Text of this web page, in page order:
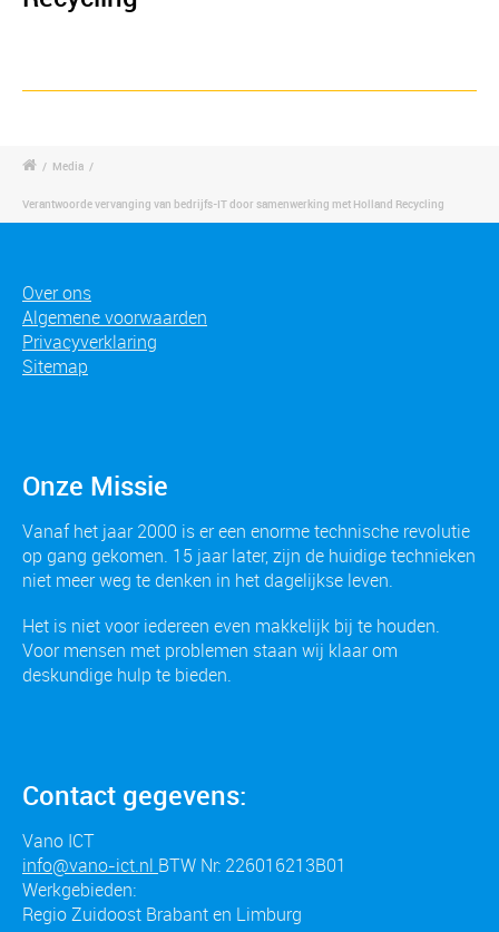
/ Media /
Verantwoorde vervanging van bedrijfs-IT door samenwerking met Holland Recycling
Over ons
Algemene voorwaarden
Privacyverklaring
Sitemap
Onze Missie
Vanaf het jaar 2000 is er een enorme technische revolutie
op gang gekomen. 15 jaar later, zijn de huidige technieken
niet meer weg te denken in het dagelijkse leven.
Het is niet voor iedereen even makkelijk bij te houden.
Voor mensen met problemen staan wij klaar om
deskundige hulp te bieden.
Contact gegevens:
Vano ICT
info@vano-ict.nl BTW Nr: 226016213B01
Werkgebieden:
Regio Zuidoost Brabant en Limburg